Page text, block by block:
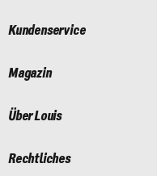
Kundenservice
Magazin
Über Louis
Rechtliches